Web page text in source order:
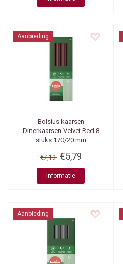
Aanbieding
Bolsius kaarsen
Dinerkaarsen Velvet Red 8
stuks 170/20 mm
€7,19 €5,79
Informatie
Aanbieding